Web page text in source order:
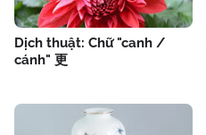
Dịch thuật: Chữ "canh /
cánh" 更